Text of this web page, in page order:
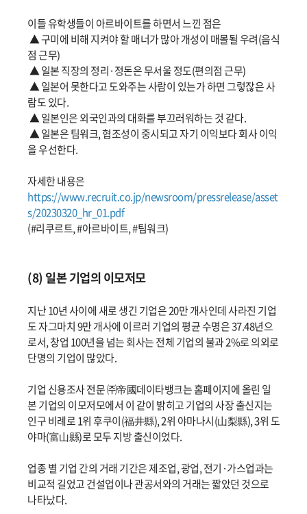
이들 유학생들이 아르바이트를 하면서 느낀 점은
▲ 구미에 비해 지켜야 할 매너가 많아 개성이 매몰될 우려(음식
점 근무)
▲ 일본 직장의 정리·정돈은 무서울 정도(편의점 근무)
▲ 일본어 못한다고 도와주는 사람이 있는가 하면 그렇잖은 사
람도 있다.
▲ 일본인은 외국인과의 대화를 부끄러워하는 것 같다.
▲ 일본은 팀워크, 협조성이 중시되고 자기 이익보다 회사 이익
을 우선한다.
자세한 내용은
https://www.recruit.co.jp/newsroom/pressrelease/asset
s/20230320_hr_01.pdf
(#리쿠르트, #아르바이트, #팀워크)
(8) 일본 기업의 이모저모
지난 10년 사이에 새로 생긴 기업은 20만 개사인데 사라진 기업
도 자그마치 9만 개사에 이르러 기업의 평균 수명은 37.48년으
로서, 창업 100년을 넘는 회사는 전체 기업의 불과 2%로 의외로
단명의 기업이 많았다.
기업 신용조사 전문 ㈜帝國데이타뱅크는 홈페이지에 올린 일
본 기업의 이모저모에서 이 같이 밝히고 기업의 사장 출신지는
인구 비례로 1위 후쿠이(福井縣), 2위 야마나시(山梨縣), 3위 도
야마(富山縣)로 모두 지방 출신이었다.
업종 별 기업 간의 거래 기간은 제조업, 광업, 전기·가스업과는
비교적 길었고 건설업이나 관공서와의 거래는 짧았던 것으로
나타났다.